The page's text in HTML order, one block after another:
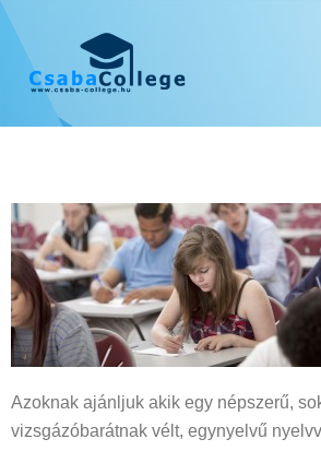
Azoknak ajánljuk akik egy népszerű,
vizsgázóbarátnak vélt, egynyelvű